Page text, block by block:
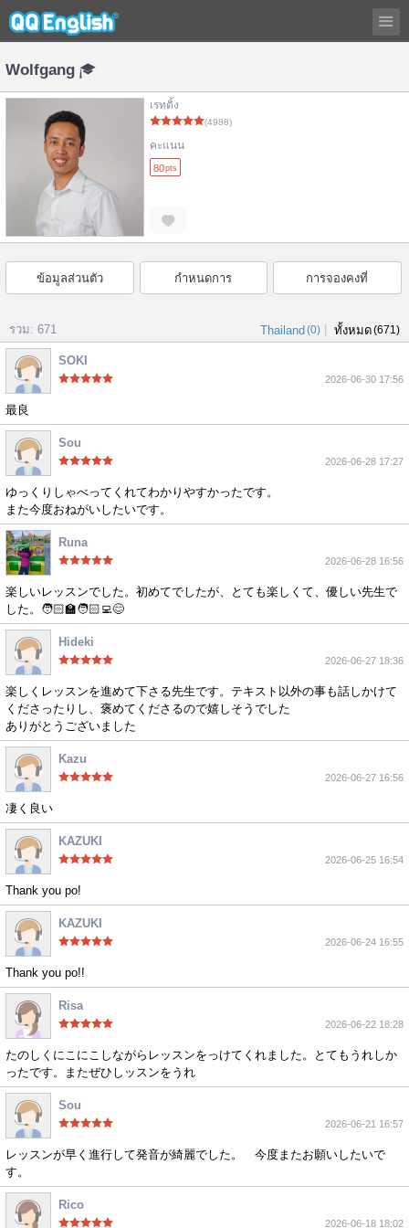
Wolfgang
เรทติ้ง
(4988)
คะแนน
80pts
ข้อมูลส่วนตัว กำหนดการ การจองคงที่
รวม: 671 Thailand (0) ทั้งหมด(671)
SOKI
2026-06-30 17:56
最良
Sou
2026-06-28 17:27
ゆっくりしゃべってくれてわかりやすかったです。
また今度おねがいしたいです。
Runa
2026-06-28 16:56
楽しいレッスンでした。初めてでしたが、とても楽しくて、優しい先生で
した。🧑🏻‍🏫🧑🏻‍💻😊
Hideki
2026-06-27 18:36
楽しくレッスンを進めて下さる先生です。テキスト以外の事も話しかけて
くださったりし、褒めてくださるので嬉しそうでした
ありがとうございました
Kazu
2026-06-27 16:56
凄く良い
KAZUKI
2026-06-25 16:54
Thank you po!
KAZUKI
2026-06-24 16:55
Thank you po!!
Risa
2026-06-22 18:28
たのしくにこにこしながらレッスンをっけてくれました。とてもうれしか
ったです。またぜひしッスンをうれ
Sou
2026-06-21 16:57
レッスンが早く進行して発音が綺麗でした。 今度またお願いしたいで
す。
Rico
2026-06-18 18:02